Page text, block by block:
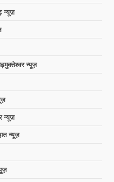
न्यूज़
न्यूज़
न्यूज़
न्यूज़